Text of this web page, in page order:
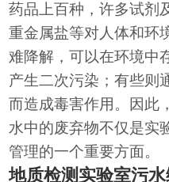
药品上百种，许多试剂
重金属盐等对人体和环
难降解，可以在环境中
产生二次污染；有些则
而造成毒害作用。因此
水中的废弃物不仅是实
管理的一个重要方面。
地质检测实验室污